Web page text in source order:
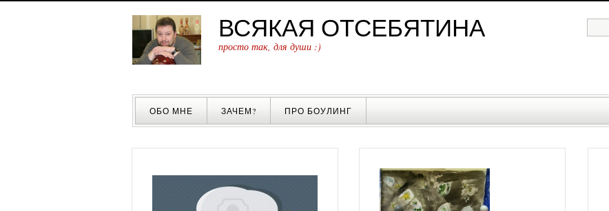
ВСЯКАЯ ОТСЕБЯТИНА
просто так, для души :)
ОБО МНЕ ЗАЧЕМ? ПРО БОУЛИНГ